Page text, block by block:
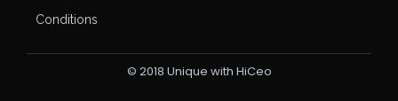
Conditions
© 2018 Unique with HiCeo